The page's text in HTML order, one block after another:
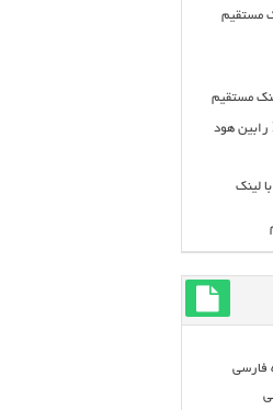
مستقیم
دانلود دوبله فارسی فیلم هندی خشم Tevar ۲۰۱۵ با لینک